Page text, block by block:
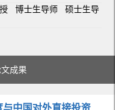
博士生导师 硕士生导
成果
中国对外直接投资